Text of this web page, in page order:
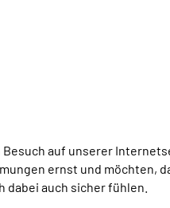
Besuch auf unserer
ernst und möchten,
dabei auch sicher fühlen.